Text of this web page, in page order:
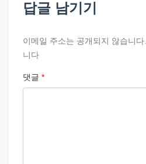
답글 남기기
이메일 주소는 공개되지 않습니다.
니다
댓글 *